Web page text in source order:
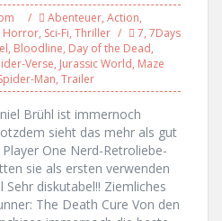
Abenteuer, Action,
Horror, Sci-Fi, Thriller 7, 7Days
, Bloodline, Day of the Dead,
Verse, Jurassic World, Maze
Man, Trailer
Brühl ist immernoch
sieht das mehr als gut
One Nerd-Retroliebe-
sie als ersten verwenden
diskutabel!! Ziemliches
The Death Cure Von den